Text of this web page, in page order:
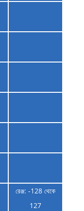
রেঞ্জ: -128 থেকে
127